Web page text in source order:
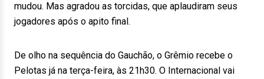
mudou. Mas agradou as torcidas, que aplaudiram seus
jogadores após o apito final.
De olho na sequência do Gauchão, o Grêmio recebe o
Pelotas já na terça-feira, às 21h30. O Internacional vai